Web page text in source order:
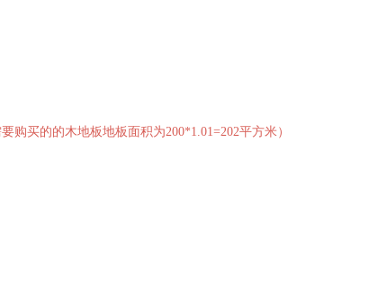
买的的木地板地板面积为200*1.01=202平方米）